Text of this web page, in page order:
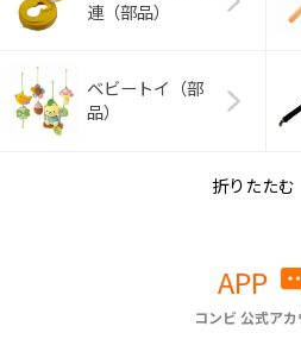
連（部品）
ベビートイ（部
品）
APP
コンビ 公式アカ